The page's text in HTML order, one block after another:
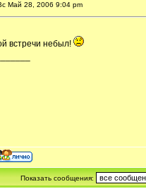
Май 28, 2006 9:04 pm
встречи небыл!
Показать сообщения: